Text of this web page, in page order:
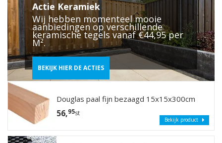
Actie Keramiek
Wij hebben momenteel mooie
aanbiedingen op verschillende
keramische tegels vanaf €44,95 per
M².
BEKIJK HIER DE ACTIES
Douglas paal fijn bezaagd 15x15x300cm
56,95st
Bekijk product